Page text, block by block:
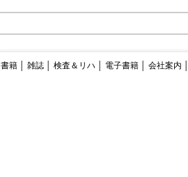
書籍 雑誌 検査＆リハ 電子書籍 会社案内